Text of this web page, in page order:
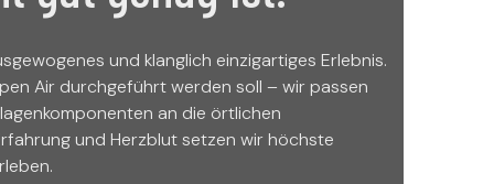
und klanglich einzigartiges Erlebnis.
Air durchgeführt werden soll – wir passen
an die örtlichen
und Herzblut setzen wir höchste